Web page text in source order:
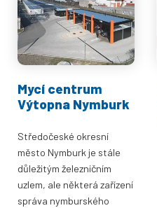
Mycí centrum
Výtopna Nymburk
Středočeské okresní
město Nymburk je stále
důležitým železničním
uzlem, ale některá zařízení
správa nymburského